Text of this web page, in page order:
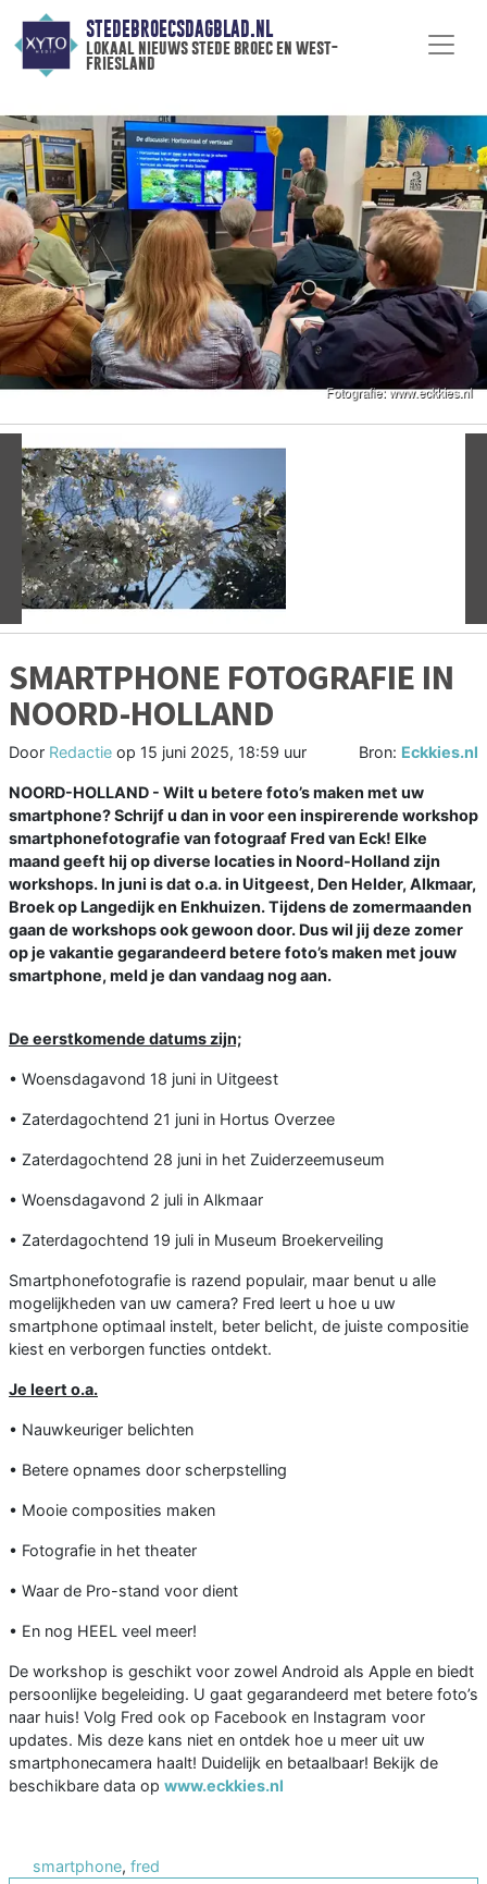
STEDEBROECSDAGBLAD.NL
lokaal nieuws stede broec en west-
friesland
Vorige
SMARTPHONE FOTOGRAFIE IN
NOORD-HOLLAND
Door Redactie op 15 juni 2025, 18:59 uur Bron: Eckkies.nl
NOORD-HOLLAND - Wilt u betere foto’s maken met uw
smartphone? Schrijf u dan in voor een inspirerende workshop
smartphonefotografie van fotograaf Fred van Eck! Elke
maand geeft hij op diverse locaties in Noord-Holland zijn
workshops. In juni is dat o.a. in Uitgeest, Den Helder, Alkmaar,
Broek op Langedijk en Enkhuizen. Tijdens de zomermaanden
gaan de workshops ook gewoon door. Dus wil jij deze zomer
op je vakantie gegarandeerd betere foto’s maken met jouw
smartphone, meld je dan vandaag nog aan.
De eerstkomende datums zijn;
• Woensdagavond 18 juni in Uitgeest
• Zaterdagochtend 21 juni in Hortus Overzee
• Zaterdagochtend 28 juni in het Zuiderzeemuseum
• Woensdagavond 2 juli in Alkmaar
• Zaterdagochtend 19 juli in Museum Broekerveiling
Smartphonefotografie is razend populair, maar benut u alle
mogelijkheden van uw camera? Fred leert u hoe u uw
smartphone optimaal instelt, beter belicht, de juiste compositie
kiest en verborgen functies ontdekt.
Je leert o.a.
• Nauwkeuriger belichten
• Betere opnames door scherpstelling
• Mooie composities maken
• Fotografie in het theater
• Waar de Pro-stand voor dient
• En nog HEEL veel meer!
De workshop is geschikt voor zowel Android als Apple en biedt
persoonlijke begeleiding. U gaat gegarandeerd met betere foto’s
naar huis! Volg Fred ook op Facebook en Instagram voor
updates. Mis deze kans niet en ontdek hoe u meer uit uw
smartphonecamera haalt! Duidelijk en betaalbaar! Bekijk de
beschikbare data op www.eckkies.nl
smartphone, fred